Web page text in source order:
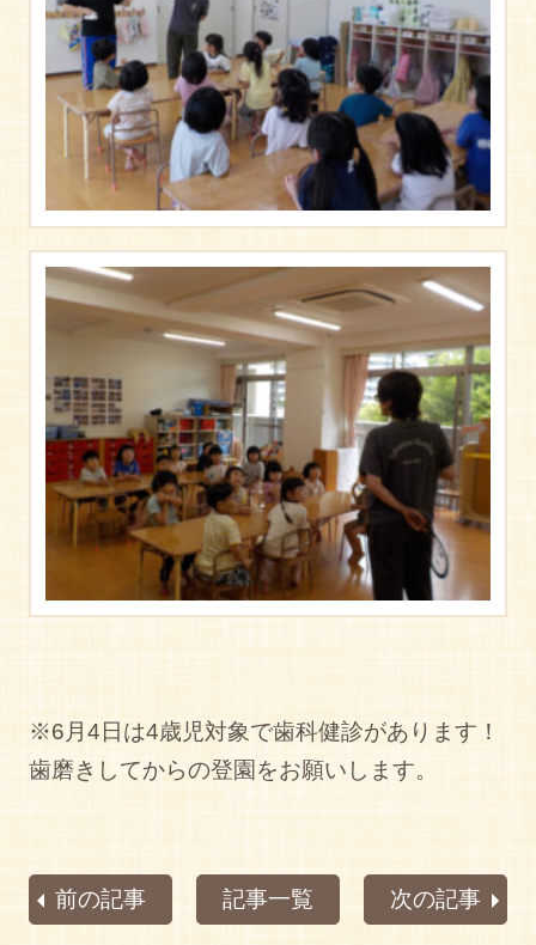
※6月4日は4歳児対象で歯科健診があります！
歯磨きしてからの登園をお願いします。
前の記事 記事一覧 次の記事